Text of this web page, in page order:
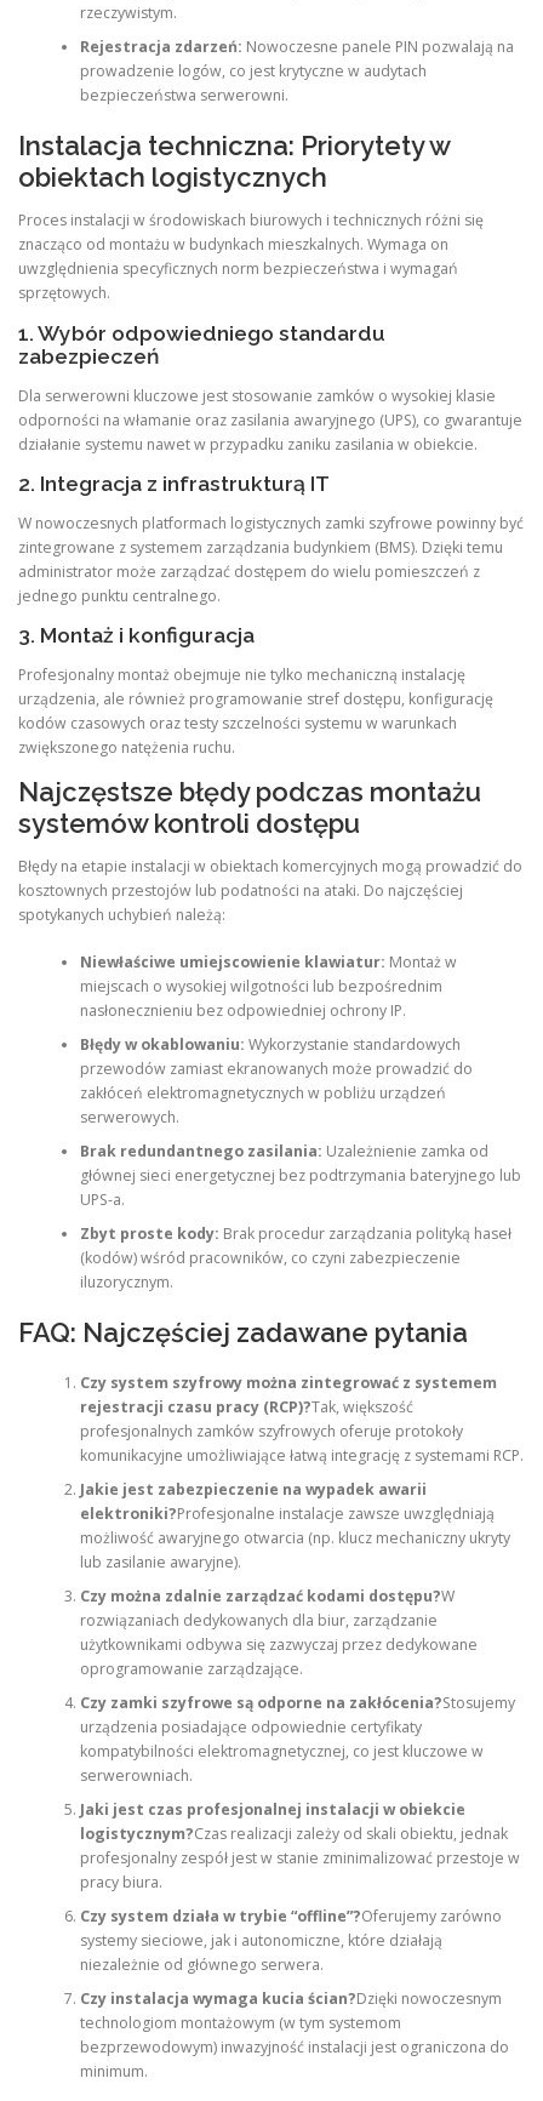
rzeczywistym.
Rejestracja zdarzeń: Nowoczesne panele PIN pozwalają na
prowadzenie logów, co jest krytyczne w audytach
bezpieczeństwa serwerowni.
Instalacja techniczna: Priorytety w
obiektach logistycznych
Proces instalacji w środowiskach biurowych i technicznych różni się
znacząco od montażu w budynkach mieszkalnych. Wymaga on
uwzględnienia specyficznych norm bezpieczeństwa i wymagań
sprzętowych.
1. Wybór odpowiedniego standardu
zabezpieczeń
Dla serwerowni kluczowe jest stosowanie zamków o wysokiej klasie
odporności na włamanie oraz zasilania awaryjnego (UPS), co gwarantuje
działanie systemu nawet w przypadku zaniku zasilania w obiekcie.
2. Integracja z infrastrukturą IT
W nowoczesnych platformach logistycznych zamki szyfrowe powinny być
zintegrowane z systemem zarządzania budynkiem (BMS). Dzięki temu
administrator może zarządzać dostępem do wielu pomieszczeń z
jednego punktu centralnego.
3. Montaż i konfiguracja
Profesjonalny montaż obejmuje nie tylko mechaniczną instalację
urządzenia, ale również programowanie stref dostępu, konfigurację
kodów czasowych oraz testy szczelności systemu w warunkach
zwiększonego natężenia ruchu.
Najczęstsze błędy podczas montażu
systemów kontroli dostępu
Błędy na etapie instalacji w obiektach komercyjnych mogą prowadzić do
kosztownych przestojów lub podatności na ataki. Do najczęściej
spotykanych uchybień należą:
Niewłaściwe umiejscowienie klawiatur: Montaż w
miejscach o wysokiej wilgotności lub bezpośrednim
nasłonecznieniu bez odpowiedniej ochrony IP.
Błędy w okablowaniu: Wykorzystanie standardowych
przewodów zamiast ekranowanych może prowadzić do
zakłóceń elektromagnetycznych w pobliżu urządzeń
serwerowych.
Brak redundantnego zasilania: Uzależnienie zamka od
głównej sieci energetycznej bez podtrzymania bateryjnego lub
UPS-a.
Zbyt proste kody: Brak procedur zarządzania polityką haseł
(kodów) wśród pracowników, co czyni zabezpieczenie
iluzorycznym.
FAQ: Najczęściej zadawane pytania
Czy system szyfrowy można zintegrować z systemem
rejestracji czasu pracy (RCP)?Tak, większość
profesjonalnych zamków szyfrowych oferuje protokoły
komunikacyjne umożliwiające łatwą integrację z systemami RCP.
Jakie jest zabezpieczenie na wypadek awarii
elektroniki?Profesjonalne instalacje zawsze uwzględniają
możliwość awaryjnego otwarcia (np. klucz mechaniczny ukryty
lub zasilanie awaryjne).
Czy można zdalnie zarządzać kodami dostępu?W
rozwiązaniach dedykowanych dla biur, zarządzanie
użytkownikami odbywa się zazwyczaj przez dedykowane
oprogramowanie zarządzające.
Czy zamki szyfrowe są odporne na zakłócenia?Stosujemy
urządzenia posiadające odpowiednie certyfikaty
kompatybilności elektromagnetycznej, co jest kluczowe w
serwerowniach.
Jaki jest czas profesjonalnej instalacji w obiekcie
logistycznym?Czas realizacji zależy od skali obiektu, jednak
profesjonalny zespół jest w stanie zminimalizować przestoje w
pracy biura.
Czy system działa w trybie “offline”?Oferujemy zarówno
systemy sieciowe, jak i autonomiczne, które działają
niezależnie od głównego serwera.
Czy instalacja wymaga kucia ścian?Dzięki nowoczesnym
technologiom montażowym (w tym systemom
bezprzewodowym) inwazyjność instalacji jest ograniczona do
minimum.